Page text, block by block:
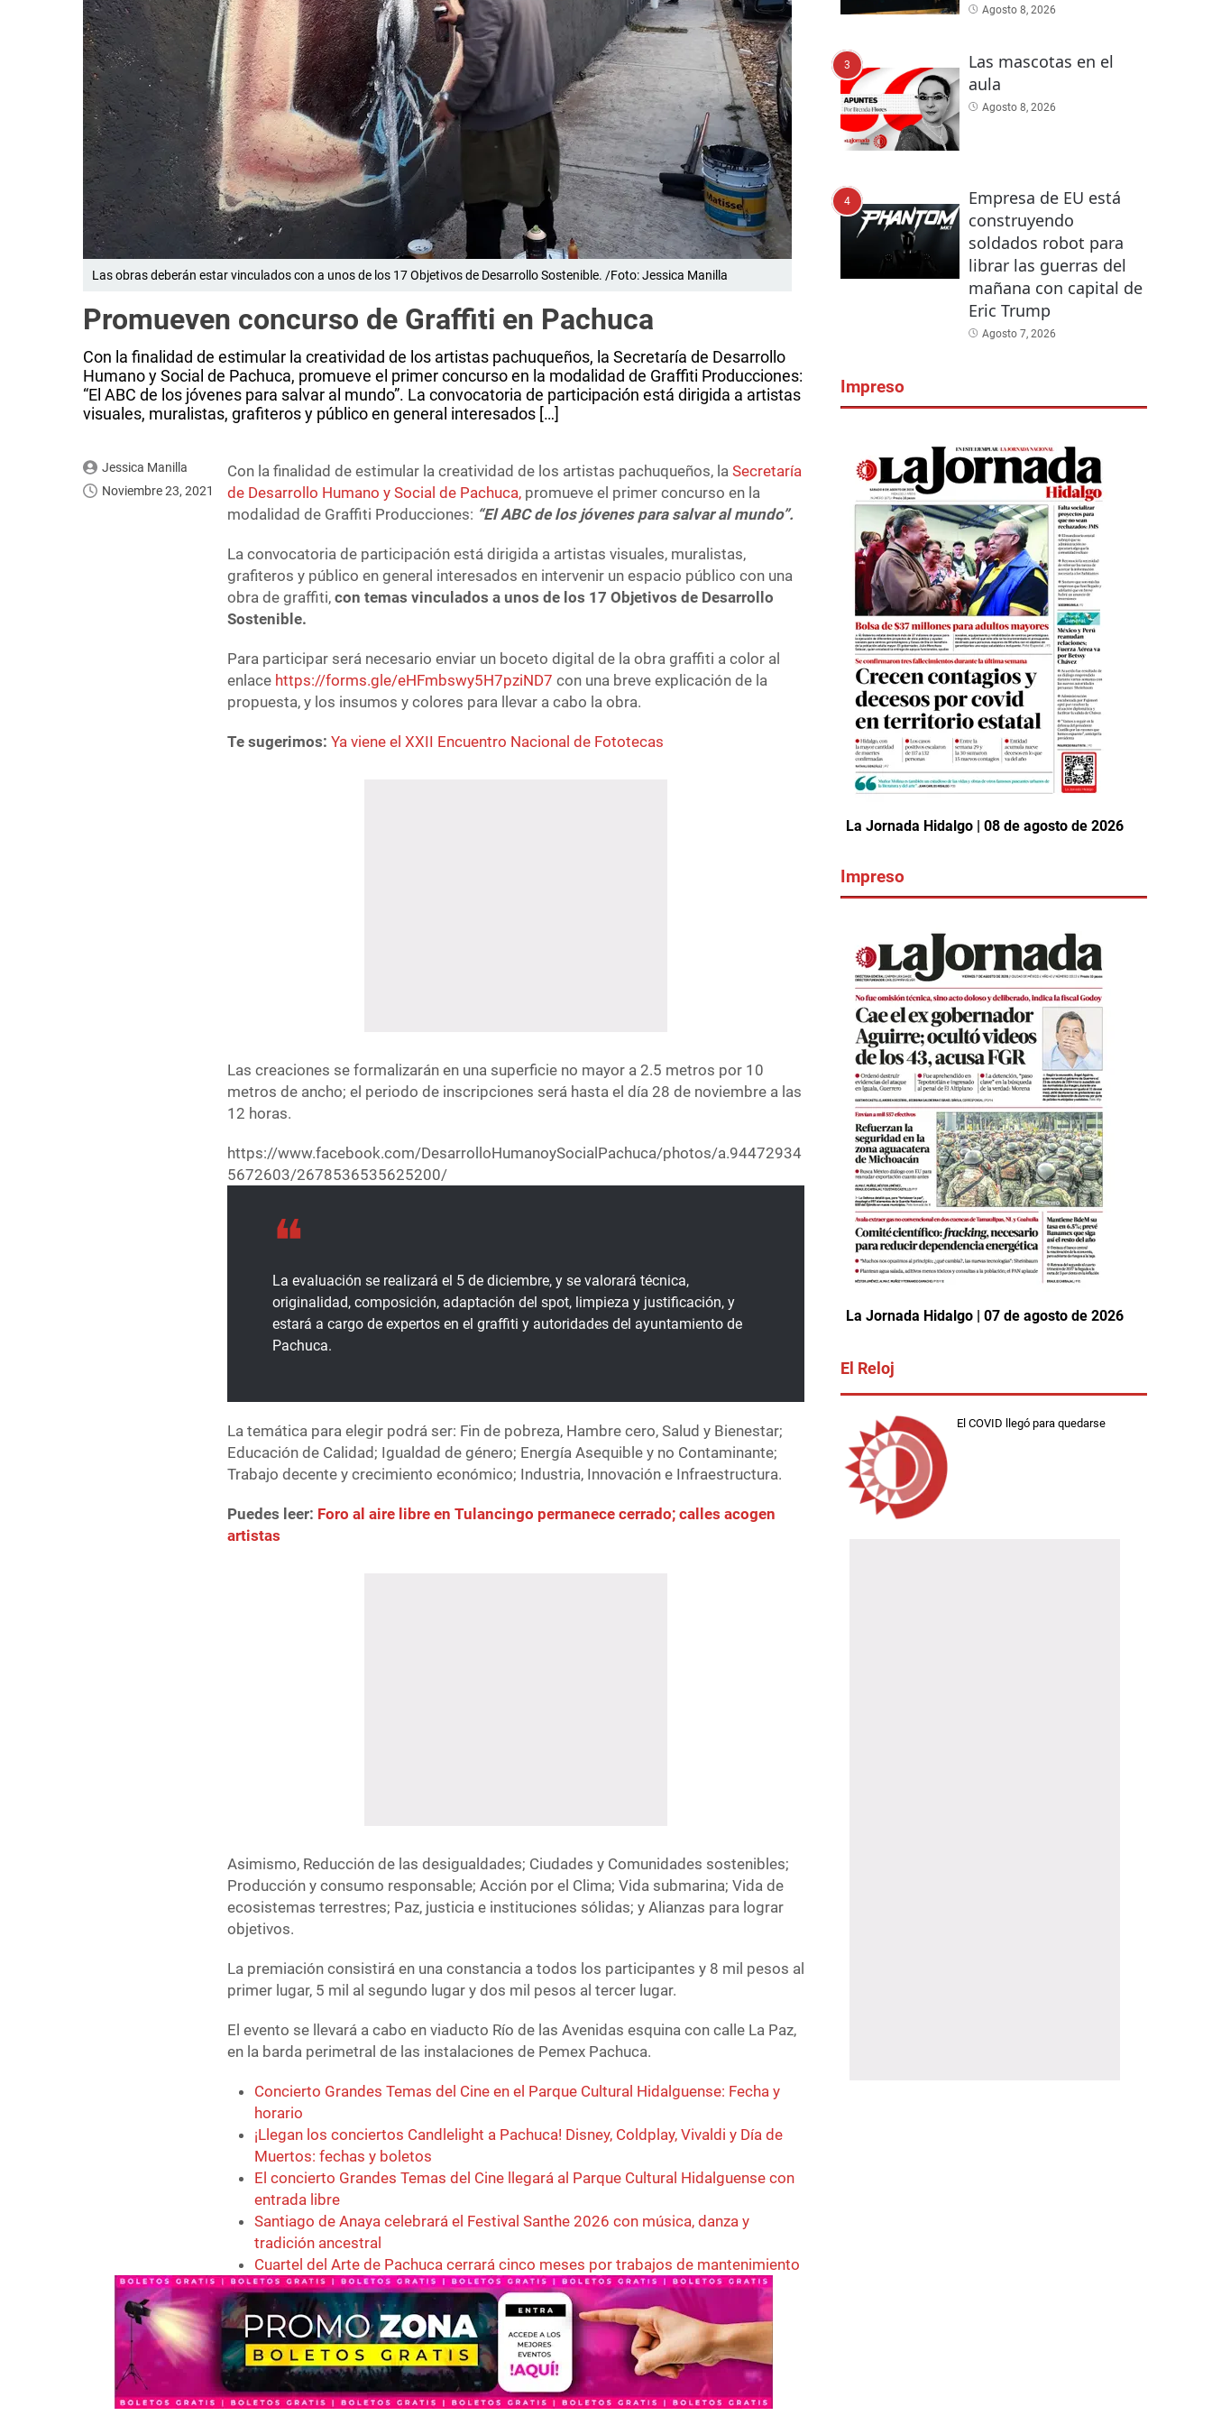
Las obras deberán estar vinculados con a unos de los 17 Objetivos de Desarrollo Sostenible. /Foto: Jessica Manilla
Promueven concurso de Graffiti en Pachuca
Con la finalidad de estimular la creatividad de los artistas pachuqueños, la Secretaría de Desarrollo
Humano y Social de Pachuca, promueve el primer concurso en la modalidad de Graffiti Producciones:
“El ABC de los jóvenes para salvar al mundo”. La convocatoria de participación está dirigida a artistas
visuales, muralistas, grafiteros y público en general interesados […]
Jessica Manilla
Noviembre 23, 2021
Con la finalidad de estimular la creatividad de los artistas pachuqueños, la Secretaría
de Desarrollo Humano y Social de Pachuca, promueve el primer concurso en la
modalidad de Graffiti Producciones: “El ABC de los jóvenes para salvar al mundo”.
La convocatoria de participación está dirigida a artistas visuales, muralistas,
grafiteros y público en general interesados en intervenir un espacio público con una
obra de graffiti, con temas vinculados a unos de los 17 Objetivos de Desarrollo
Sostenible.
Para participar será necesario enviar un boceto digital de la obra graffiti a color al
enlace https://forms.gle/eHFmbswy5H7pziND7 con una breve explicación de la
propuesta, y los insumos y colores para llevar a cabo la obra.
Te sugerimos: Ya viene el XXII Encuentro Nacional de Fototecas
Las creaciones se formalizarán en una superficie no mayor a 2.5 metros por 10
metros de ancho; el periodo de inscripciones será hasta el día 28 de noviembre a las
12 horas.
https://www.facebook.com/DesarrolloHumanoySocialPachuca/photos/a.94472934
5672603/2678536535625200/
La evaluación se realizará el 5 de diciembre, y se valorará técnica,
originalidad, composición, adaptación del spot, limpieza y justificación, y
estará a cargo de expertos en el graffiti y autoridades del ayuntamiento de
Pachuca.
La temática para elegir podrá ser: Fin de pobreza, Hambre cero, Salud y Bienestar;
Educación de Calidad; Igualdad de género; Energía Asequible y no Contaminante;
Trabajo decente y crecimiento económico; Industria, Innovación e Infraestructura.
Puedes leer: Foro al aire libre en Tulancingo permanece cerrado; calles acogen
artistas
Asimismo, Reducción de las desigualdades; Ciudades y Comunidades sostenibles;
Producción y consumo responsable; Acción por el Clima; Vida submarina; Vida de
ecosistemas terrestres; Paz, justicia e instituciones sólidas; y Alianzas para lograr
objetivos.
La premiación consistirá en una constancia a todos los participantes y 8 mil pesos al
primer lugar, 5 mil al segundo lugar y dos mil pesos al tercer lugar.
El evento se llevará a cabo en viaducto Río de las Avenidas esquina con calle La Paz,
en la barda perimetral de las instalaciones de Pemex Pachuca.
Concierto Grandes Temas del Cine en el Parque Cultural Hidalguense: Fecha y
horario
¡Llegan los conciertos Candlelight a Pachuca! Disney, Coldplay, Vivaldi y Día de
Muertos: fechas y boletos
El concierto Grandes Temas del Cine llegará al Parque Cultural Hidalguense con
entrada libre
Santiago de Anaya celebrará el Festival Santhe 2026 con música, danza y
tradición ancestral
Cuartel del Arte de Pachuca cerrará cinco meses por trabajos de mantenimiento
Agosto 8, 2026
3
Las mascotas en el
aula
Agosto 8, 2026
4
Empresa de EU está
construyendo
soldados robot para
librar las guerras del
mañana con capital de
Eric Trump
Agosto 7, 2026
Impreso
La Jornada Hidalgo | 08 de agosto de 2026
Impreso
La Jornada Hidalgo | 07 de agosto de 2026
El Reloj
El COVID llegó para quedarse